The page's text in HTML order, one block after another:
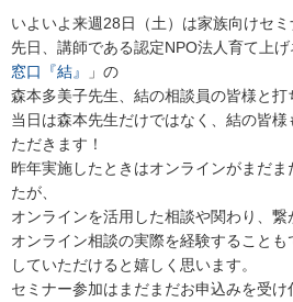
いよいよ来週28日（土）は家族向けセミ
先日、講師である認定NPO法人育て上げ
窓口『結』
」の
森本多美子先生、結の相談員の皆様と打
当日は森本先生だけではなく、結の皆
ただきます！
昨年実施したときはオンラインがまだ
たが、
オンラインを活用した相談や関わり、繋
オンライン相談の実際を経験すること
していただけると嬉しく思います。
セミナー参加はまだまだお申込みを受け